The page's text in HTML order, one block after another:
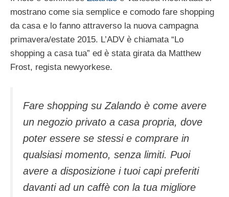
mostrano come sia semplice e comodo fare shopping
da casa e lo fanno attraverso la nuova campagna
primavera/estate 2015. L’ADV è chiamata “Lo
shopping a casa tua” ed è stata girata da Matthew
Frost, regista newyorkese.
Fare shopping su Zalando è come avere
un negozio privato a casa propria, dove
poter essere se stessi e comprare in
qualsiasi momento, senza limiti. Puoi
avere a disposizione i tuoi capi preferiti
davanti ad un caffè con la tua migliore